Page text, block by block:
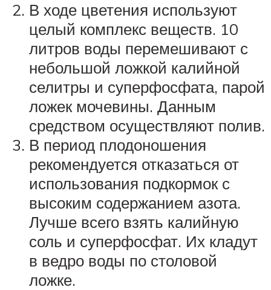
В ходе цветения используют
целый комплекс веществ. 10
литров воды перемешивают с
небольшой ложкой калийной
селитры и суперфосфата, парой
ложек мочевины. Данным
средством осуществляют полив.
В период плодоношения
рекомендуется отказаться от
использования подкормок с
высоким содержанием азота.
Лучше всего взять калийную
соль и суперфосфат. Их кладут
в ведро воды по столовой
ложке.